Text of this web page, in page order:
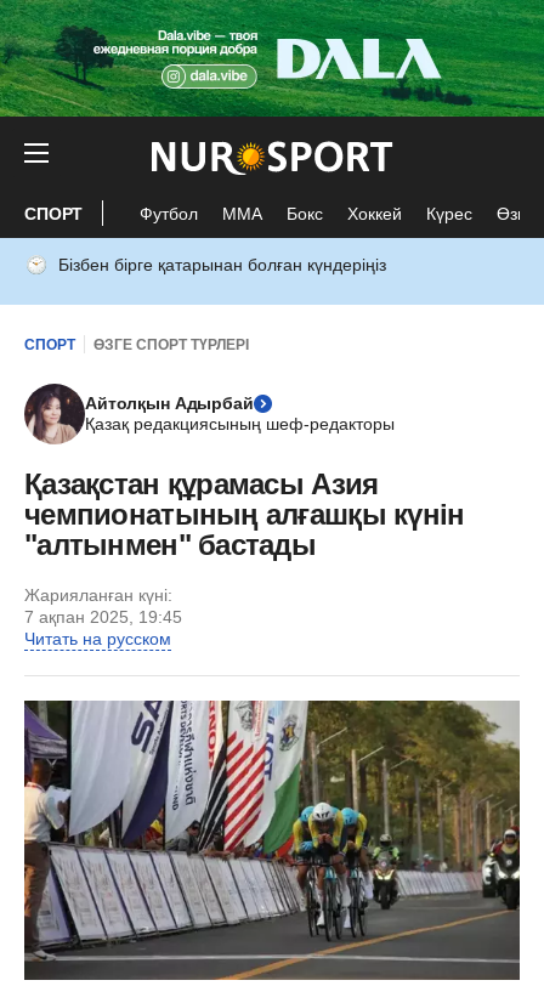
СПОРТ Футбол ММА Бокс Хоккей Күрес Өзге
Бізбен бірге қатарынан болған күндеріңіз
СПОРТ ӨЗГЕ СПОРТ ТҮРЛЕРІ
Айтолқын Адырбай
Қазақ редакциясының шеф-редакторы
Қазақстан құрамасы Азия
чемпионатының алғашқы күнін
"алтынмен" бастады
Жарияланған күні:
7 ақпан 2025, 19:45
Читать на русском